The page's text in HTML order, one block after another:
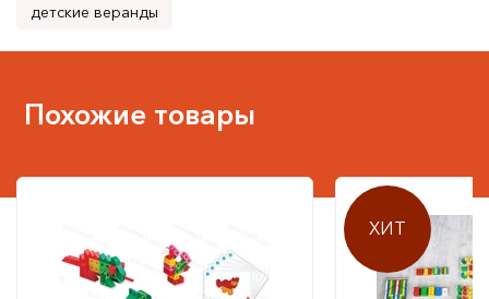
детские веранды
Похожие товары
ХИТ